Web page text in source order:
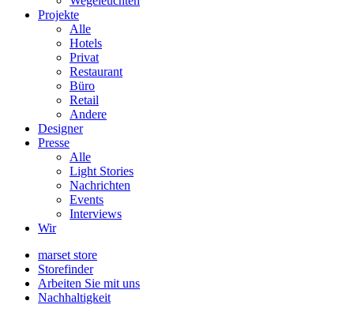
Projekte
Alle
Hotels
Privat
Restaurant
Büro
Retail
Andere
Designer
Presse
Alle
Light Stories
Nachrichten
Events
Interviews
Wir
marset store
Storefinder
Arbeiten Sie mit uns
Nachhaltigkeit